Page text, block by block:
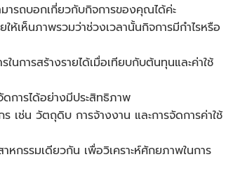
ารถบอกเกี่ยวกับกิจการของคุณได้ค่ะ
ห้เห็นภาพรวมว่าช่วงเวลานั้นกิจการมีกำไรหรือ
นการสร้างรายได้เมื่อเทียบกับต้นทุนและค่าใช้
ดการได้อย่างมีประสิทธิภาพ
เช่น วัตถุดิบ การจ้างงาน และการจัดการค่าใช้
หกรรมเดียวกัน เพื่อวิเคราะห์ศักยภาพในการ